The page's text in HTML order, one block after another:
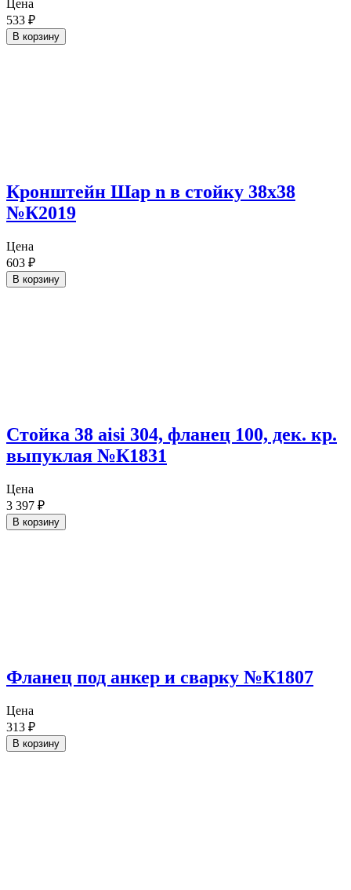
Цена
533 ₽
В корзину
Кронштейн Шар n в стойку 38х38
№К2019
Цена
603 ₽
В корзину
Стойка 38 aisi 304, фланец 100, дек. кр.
выпуклая №К1831
Цена
3 397 ₽
В корзину
Фланец под анкер и сварку №К1807
Цена
313 ₽
В корзину